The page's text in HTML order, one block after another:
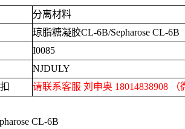
分离材料
琼脂糖凝胶CL-6B/Sepharose CL-6B
I0085
NJDULY
请联系客服 刘申奥 18014838908
CL-6B